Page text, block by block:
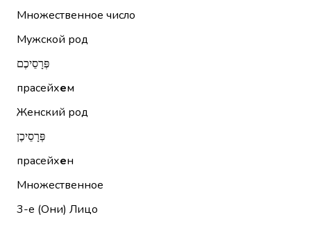
Множественное число
Мужской род
פְּרָסֵיכֶם
прасейхем
Женский род
פְּרָסֵיכֶן
прасейхен
Множественное
3-е (Они) Лицо